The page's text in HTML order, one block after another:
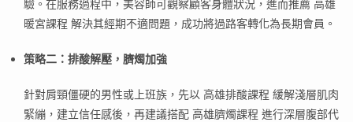
驗。在服務過程中，美容師可觀察顧客身體狀況，進而推薦 高雄
暖宮課程 解決其經期不適問題，成功將過路客轉化為長期會員。
策略二：排酸解壓，臍燭加強
針對肩頸僵硬的男性或上班族，先以 高雄排酸課程 緩解淺層肌肉
緊繃，建立信任感後，再建議搭配 高雄臍燭課程 進行深層腹部代